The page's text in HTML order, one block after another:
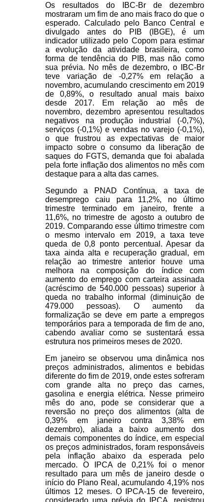
Os resultados do IBC-Br de dezembro
mostraram um fim de ano mais fraco do que o
esperado. Calculado pelo Banco Central e
divulgado antes do PIB (IBGE), é um
indicador utilizado pelo Copom para estimar
a evolução da atividade brasileira, como
forma de tendência do PIB, mas não como
sua prévia. No mês de dezembro, o IBC-Br
teve variação de -0,27% em relação a
novembro, acumulando crescimento em 2019
de 0,89%, o resultado anual mais baixo
desde 2017. Em relação ao mês de
novembro, dezembro apresentou resultados
negativos na produção industrial (-0,7%),
serviços (-0,1%) e vendas no varejo (-0,1%),
o que frustrou as expectativas de maior
impacto sobre o consumo da liberação de
saques do FGTS, demanda que foi abalada
pela forte inflação dos alimentos no mês com
destaque para a alta das carnes.
Segundo a PNAD Contínua, a taxa de
desemprego caiu para 11,2%, no último
trimestre terminado em janeiro, frente a
11,6%, no trimestre de agosto a outubro de
2019. Comparando esse último trimestre com
o mesmo intervalo em 2019, a taxa teve
queda de 0,8 ponto percentual. Apesar da
taxa ainda alta e recuperação gradual, em
relação ao trimestre anterior houve uma
melhora na composição do índice com
aumento do emprego com carteira assinada
(acréscimo de 540.000 pessoas) superior à
queda no trabalho informal (diminuição de
479.000 pessoas). O aumento da
formalização se deve em parte a empregos
temporários para a temporada de fim de ano,
cabendo avaliar como se sustentará essa
estrutura nos primeiros meses de 2020.
Em janeiro se observou uma dinâmica nos
preços administrados, alimentos e bebidas
diferente do fim de 2019, onde estes sofreram
com grande alta no preço das carnes,
gasolina e energia elétrica. Nesse primeiro
mês do ano, pode se considerar que a
reversão no preço dos alimentos (alta de
0,39% em janeiro contra 3,38% em
dezembro), aliada a baixo aumento dos
demais componentes do índice, em especial
os preços administrados, foram responsáveis
pela inflação abaixo da esperada pelo
mercado. O IPCA de 0,21% foi o menor
resultado para um mês de janeiro desde o
início do Plano Real, acumulando 4,19% nos
últimos 12 meses. O IPCA-15 de fevereiro,
considerado uma prévia do IPCA, registrou